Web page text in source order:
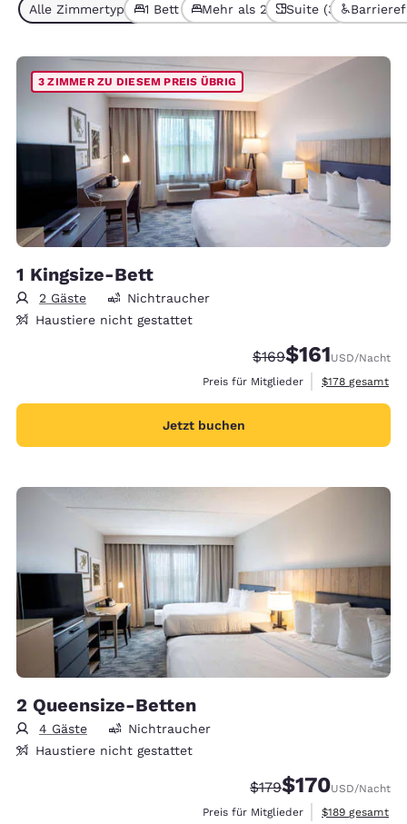
Alle Zimmertypen (6)1 Bett (3)Mehr als 2 Betten (3)
Suite (3)
3 ZIMMER ZU DIESEM PREIS ÜBRIG
1 Kingsize-Bett
2 Gäste
Nichtraucher
Haustiere nicht gestattet
Durchgestrichener
$169Vergünstigter
$161USD/Nacht
Preis für Mitglieder
Geschätzte
$178 gesamt
Jetzt buchen
2 Queensize-Betten
4 Gäste
Nichtraucher
Haustiere nicht gestattet
Durchgestrichener
$179Vergünstigter
$170USD/Nacht
Preis für Mitglieder
Geschätzte
$189 gesamt